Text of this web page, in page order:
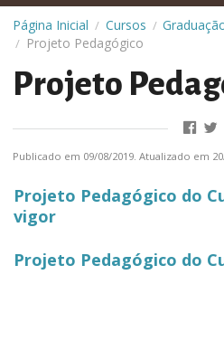
Página Inicial / Cursos /
/ Projeto Pedagógico
Projeto
Publicado em 09/08/2019. Atualizado em
Projeto Pedagógico do
vigor
Projeto Pedagógico do